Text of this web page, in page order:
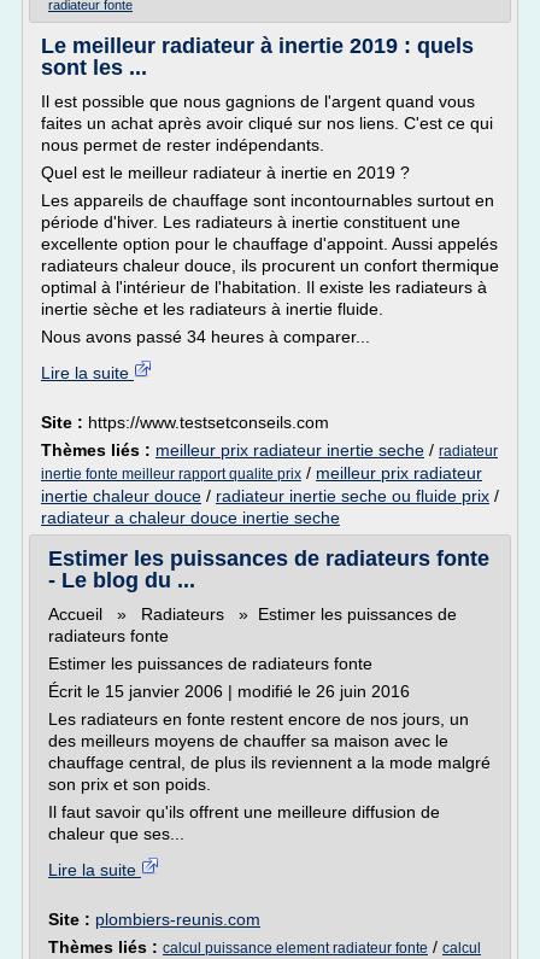
radiateur fonte
Le meilleur radiateur à inertie 2019 : quels
sont les ...
Il est possible que nous gagnions de l'argent quand vous
faites un achat après avoir cliqué sur nos liens. C'est ce qui
nous permet de rester indépendants.
Quel est le meilleur radiateur à inertie en 2019 ?
Les appareils de chauffage sont incontournables surtout en
période d'hiver. Les radiateurs à inertie constituent une
excellente option pour le chauffage d'appoint. Aussi appelés
radiateurs chaleur douce, ils procurent un confort thermique
optimal à l'intérieur de l'habitation. Il existe les radiateurs à
inertie sèche et les radiateurs à inertie fluide.
Nous avons passé 34 heures à comparer...
Lire la suite
Site : https://www.testsetconseils.com
Thèmes liés : meilleur prix radiateur inertie seche / radiateur
inertie fonte meilleur rapport qualite prix / meilleur prix radiateur
inertie chaleur douce / radiateur inertie seche ou fluide prix /
radiateur a chaleur douce inertie seche
Estimer les puissances de radiateurs fonte
- Le blog du ...
Accueil » Radiateurs » Estimer les puissances de
radiateurs fonte
Estimer les puissances de radiateurs fonte
Écrit le 15 janvier 2006 | modifié le 26 juin 2016
Les radiateurs en fonte restent encore de nos jours, un
des meilleurs moyens de chauffer sa maison avec le
chauffage central, de plus ils reviennent a la mode malgré
son prix et son poids.
Il faut savoir qu'ils offrent une meilleure diffusion de
chaleur que ses...
Lire la suite
Site : plombiers-reunis.com
Thèmes liés : calcul puissance element radiateur fonte / calcul